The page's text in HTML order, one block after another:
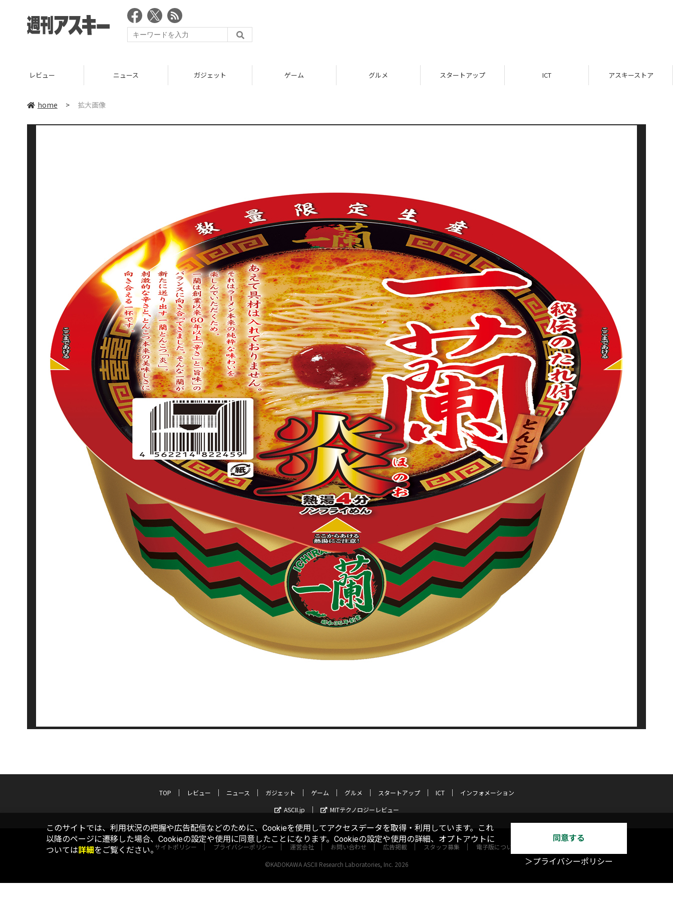
レビュー ニュース ガジェット ゲーム グルメ スタートアップ ICT アスキーストア
home > 拡大画像
TOP レビュー ニュース ガジェット ゲーム グルメ スタートアップ ICT
インフォメーション
ASCII.jp
MITテクノロジーレビュー
サイトポリシー プライバシーポリシー 運営会社 お問い合わせ 広告掲載 スタッフ募集 電子版について
©KADOKAWA ASCII Research Laboratories, Inc. 2026
このサイトでは、利用状況の把握や広告配信などのために、Cookieを使用してアクセスデータを取得・利用しています。これ
以降のページに遷移した場合、Cookieの設定や使用に同意したことになります。Cookieの設定や使用の詳細、オプトアウトに
ついては詳細をご覧ください。
同意する
＞プライバシーポリシー